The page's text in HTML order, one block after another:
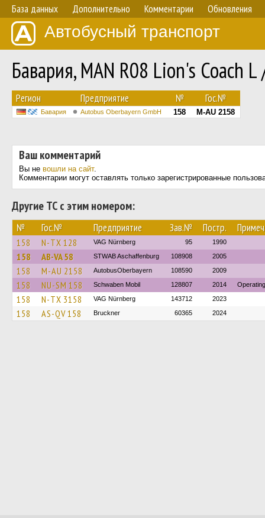
База данных Дополнительно Комментарии Обновления
Автобусный транспорт
Бавария, MAN R08 Lion's Coach
Регион Предприятие № Гос.№
Бавария Autobus Oberbayern GmbH 158 M-AU 2158
Ваш комментарий
Вы не вошли на сайт.
Комментарии могут оставлять только зарегистрированные
Другие ТС с этим номером:
№ Гос.№ Предприятие Зав.№ Постр.
158 N-TX 128 VAG Nürnberg 95 1990
158 AB-VA 58 STWAB Aschaffenburg 108908 2005
158 M-AU 2158 AutobusOberbayern 108590 2009
158 NU-SM 158 Schwaben Mobil 128807 2014
158 N-TX 3158 VAG Nürnberg 143712 2023
158 AS-QV 158 Bruckner 60365 2024